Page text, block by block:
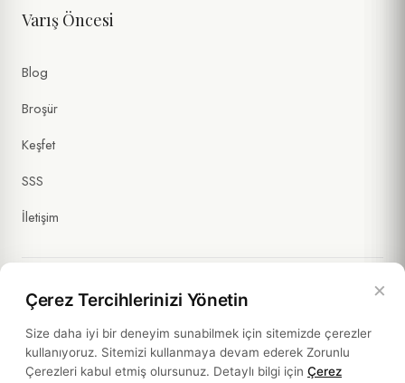
Varış Öncesi
Blog
Broşür
Keşfet
SSS
İletişim
Yasal Bilgiler
Politikalar
×
Çerez Tercihlerinizi Yönetin
Size daha iyi bir deneyim sunabilmek için sitemizde çerezler
kullanıyoruz. Sitemizi kullanmaya devam ederek Zorunlu
Çerezleri kabul etmiş olursunuz. Detaylı bilgi için Çerez